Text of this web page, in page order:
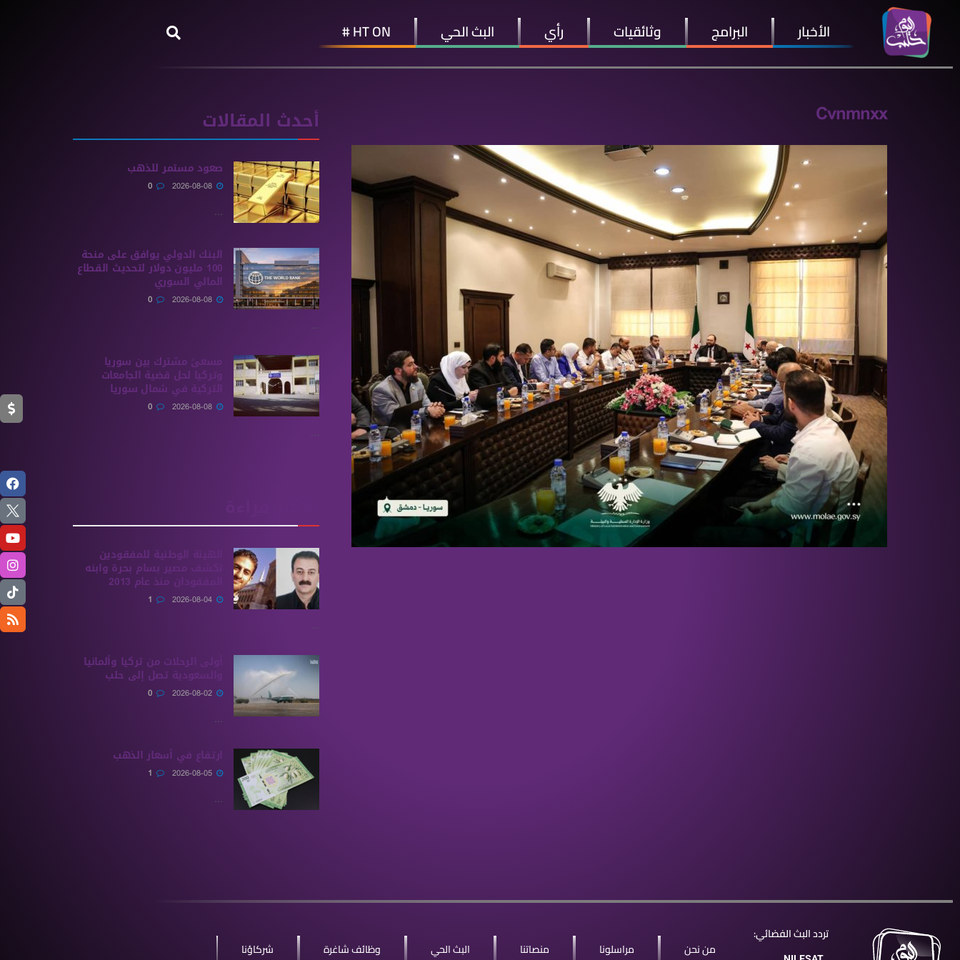
الأخبار البرامج وثائقيات رأي البث الحي HT ON #
Cvnmnxx أحدث المقالات
صعود مستمر للذهب
...
البنك الدولي يوافق على منحة
100 مليون دولار لتحديث القطاع
المالي السوري
...
مسعىً مشترك بين سوريا
وتركيا لحل قضية الجامعات
التركية في شمال سوريا
...
الهيئة الوطنية للمفقودين
تكشف مصير بسام بحرة وابنه
المفقودان منذ عام 2013
...
أولى الرحلات من ‏تركيا وألمانيا
والسعودية تصل إلى حلب
...
ارتفاع في أسعار الذهب
...
تردد البث الفضائي:
من نحن مراسلونا منصاتنا البث الحي وظائف شاغرة شركاؤنا